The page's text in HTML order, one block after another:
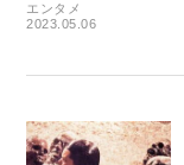
エンタメ
2023.05.06